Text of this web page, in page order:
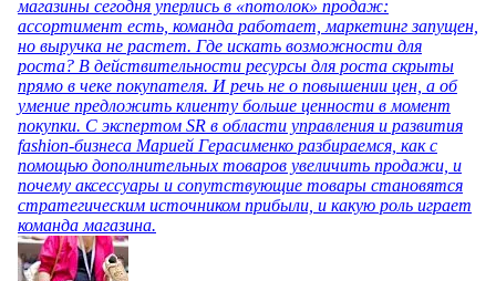
магазины сегодня уперлись в «потолок» продаж:
ассортимент есть, команда работает, маркетинг запущен,
но выручка не растет. Где искать возможности для
роста? В действительности ресурсы для роста скрыты
прямо в чеке покупателя. И речь не о повышении цен, а об
умение предложить клиенту больше ценности в момент
покупки. С экспертом SR в области управления и развития
fashion-бизнеса Марией Герасименко разбираемся, как с
помощью дополнительных товаров увеличить продажи, и
почему аксессуары и сопутствующие товары становятся
стратегическим источником прибыли, и какую роль играет
команда магазина.